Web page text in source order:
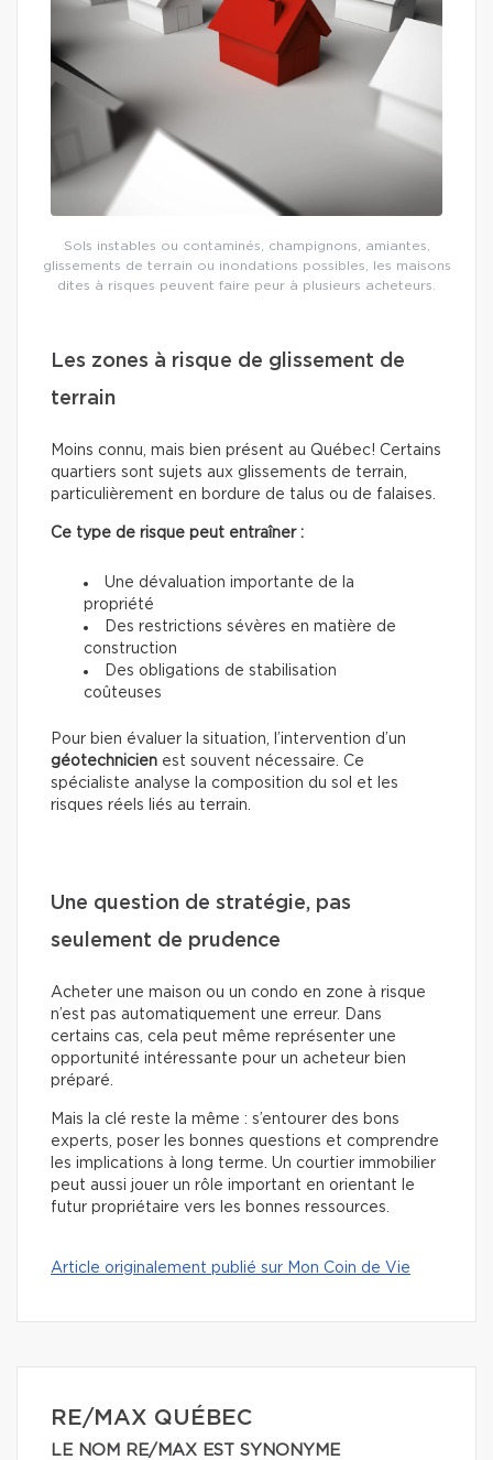
Sols instables ou contaminés, champignons, amiantes,
glissements de terrain ou inondations possibles, les maisons
dites à risques peuvent faire peur à plusieurs acheteurs.
Les zones à risque de glissement de
terrain
Moins connu, mais bien présent au Québec! Certains
quartiers sont sujets aux glissements de terrain,
particulièrement en bordure de talus ou de falaises.
Ce type de risque peut entraîner :
Une dévaluation importante de la
propriété
Des restrictions sévères en matière de
construction
Des obligations de stabilisation
coûteuses
Pour bien évaluer la situation, l’intervention d’un
géotechnicien est souvent nécessaire. Ce
spécialiste analyse la composition du sol et les
risques réels liés au terrain.
Une question de stratégie, pas
seulement de prudence
Acheter une maison ou un condo en zone à risque
n’est pas automatiquement une erreur. Dans
certains cas, cela peut même représenter une
opportunité intéressante pour un acheteur bien
préparé.
Mais la clé reste la même : s’entourer des bons
experts, poser les bonnes questions et comprendre
les implications à long terme. Un courtier immobilier
peut aussi jouer un rôle important en orientant le
futur propriétaire vers les bonnes ressources.
Article originalement publié sur Mon Coin de Vie
RE/MAX QUÉBEC
LE NOM RE/MAX EST SYNONYME